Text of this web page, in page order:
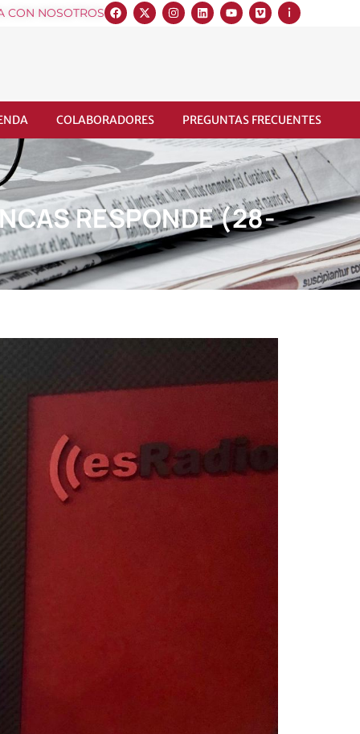
CON NOSOTROS
COLABORADORES PREGUNTAS FRECUENTES
RESPONDE (28-